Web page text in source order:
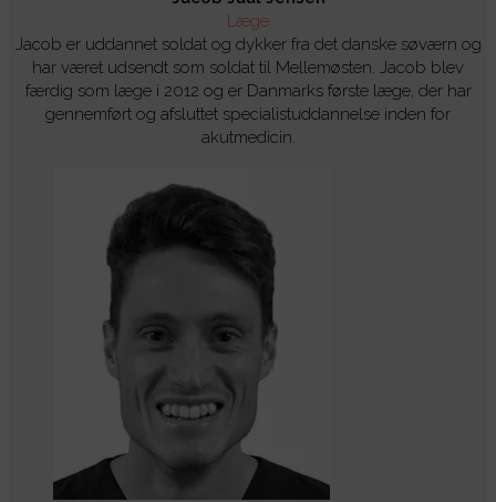
Læge
Jacob er uddannet soldat og dykker fra det danske søværn og
har været udsendt som soldat til Mellemøsten. Jacob blev
færdig som læge i 2012 og er Danmarks første læge, der har
gennemført og afsluttet specialistuddannelse inden for
akutmedicin.